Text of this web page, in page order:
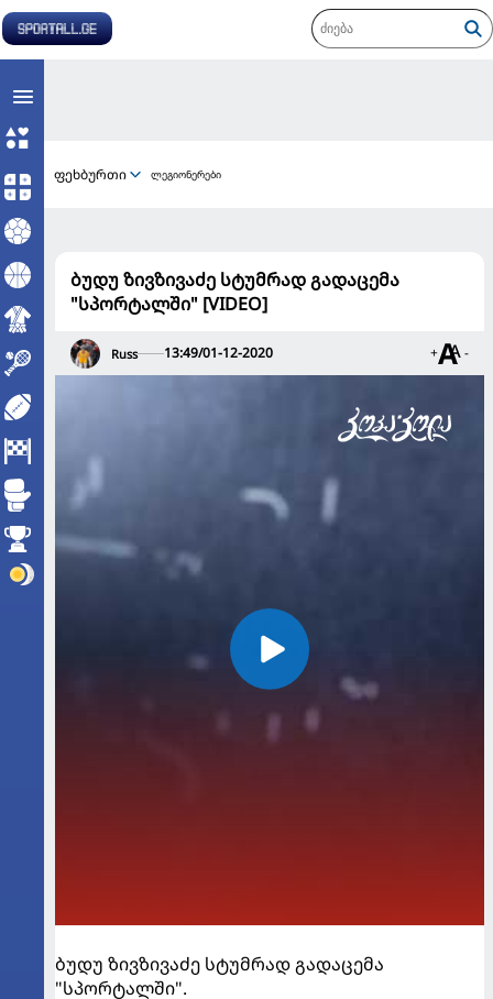
ფეხბურთი ლეგიონერები
ბუდუ ზივზივაძე სტუმრად გადაცემა
"სპორტალში" [VIDEO]
Russ 13:49/01-12-2020 + -
ბუდუ ზივზივაძე სტუმრად გადაცემა
"სპორტალში".